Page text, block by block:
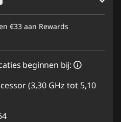
:-€ 169,98
€33 aan Rewards
beginnen bij:
(3,30 GHz tot 5,10